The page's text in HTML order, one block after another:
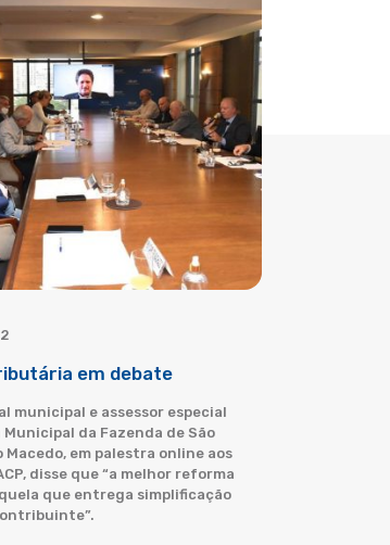
em debate
municipal e assessor especial
da Fazenda de São
Macedo, em palestra online aos
disse que “a melhor reforma
que entrega simplificação